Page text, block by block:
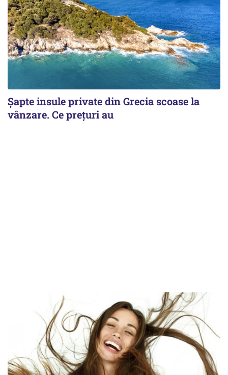
Șapte insule private din Grecia scoase la
vânzare. Ce prețuri au